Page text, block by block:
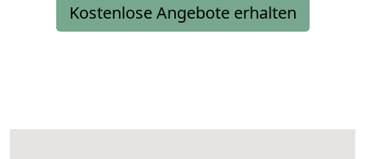
Kostenlose Angebote erhalten